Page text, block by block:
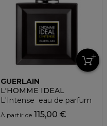
GUERLAIN
L'HOMME IDÉAL
L'Intense eau de parfum
À partir de115,00 €